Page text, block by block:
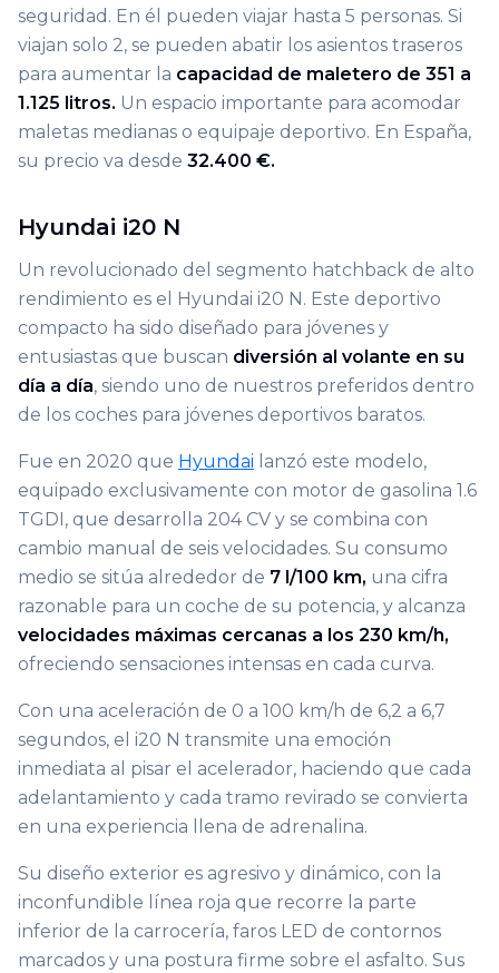
seguridad. En él pueden viajar hasta 5 personas. Si
viajan solo 2, se pueden abatir los asientos traseros
para aumentar la capacidad de maletero de 351 a
1.125 litros. Un espacio importante para acomodar
maletas medianas o equipaje deportivo. En España,
su precio va desde 32.400 €.
Hyundai i20 N
Un revolucionado del segmento hatchback de alto
rendimiento es el Hyundai i20 N. Este deportivo
compacto ha sido diseñado para jóvenes y
entusiastas que buscan diversión al volante en su
día a día, siendo uno de nuestros preferidos dentro
de los coches para jóvenes deportivos baratos.
Fue en 2020 que Hyundai lanzó este modelo,
equipado exclusivamente con motor de gasolina 1.6
TGDI, que desarrolla 204 CV y se combina con
cambio manual de seis velocidades. Su consumo
medio se sitúa alrededor de 7 l/100 km, una cifra
razonable para un coche de su potencia, y alcanza
velocidades máximas cercanas a los 230 km/h,
ofreciendo sensaciones intensas en cada curva.
Con una aceleración de 0 a 100 km/h de 6,2 a 6,7
segundos, el i20 N transmite una emoción
inmediata al pisar el acelerador, haciendo que cada
adelantamiento y cada tramo revirado se convierta
en una experiencia llena de adrenalina.
Su diseño exterior es agresivo y dinámico, con la
inconfundible línea roja que recorre la parte
inferior de la carrocería, faros LED de contornos
marcados y una postura firme sobre el asfalto. Sus